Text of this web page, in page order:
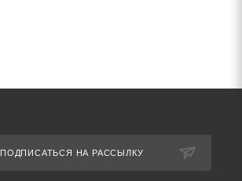
ПОДПИСАТЬСЯ НА РАССЫЛКУ